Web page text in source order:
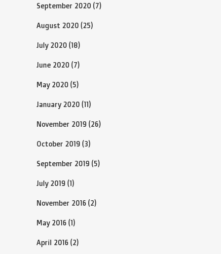
September 2020 (7)
August 2020 (25)
July 2020 (18)
June 2020 (7)
May 2020 (5)
January 2020 (11)
November 2019 (26)
October 2019 (3)
September 2019 (5)
July 2019 (1)
November 2016 (2)
May 2016 (1)
April 2016 (2)